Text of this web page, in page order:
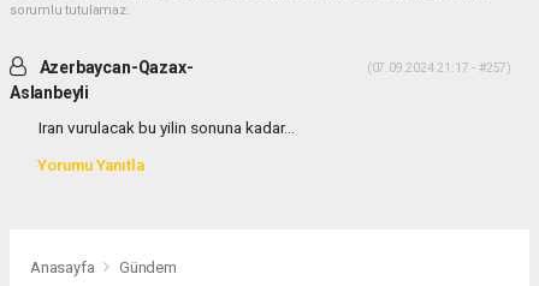
sorumlu tutulamaz.
Azerbaycan-Qazax-
Aslanbeyli
(07.09.2024 21:17 - #257)
Iran vurulacak bu yilin sonuna kadar...
Yorumu Yanıtla
Anasayfa Gündem